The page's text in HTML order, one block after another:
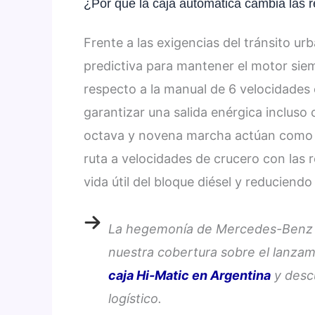
¿Por qué la caja automática cambia las
Frente a las exigencias del tránsito
predictiva para mantener el motor
respecto a la manual de 6
garantizar una salida enérgica incluso
octava y novena marcha actúan
ruta a velocidades de crucero con las
vida útil del bloque diésel y
La hegemonía de Mercedes-
nuestra cobertura sobre el
caja Hi-Matic en Argentina y
logístico.